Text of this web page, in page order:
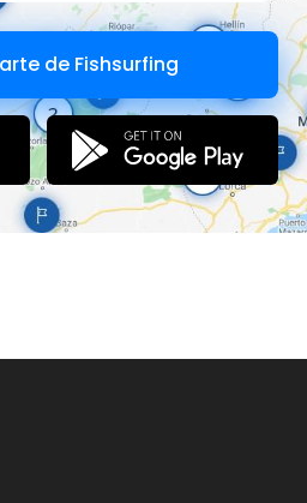
de Fishsurfing